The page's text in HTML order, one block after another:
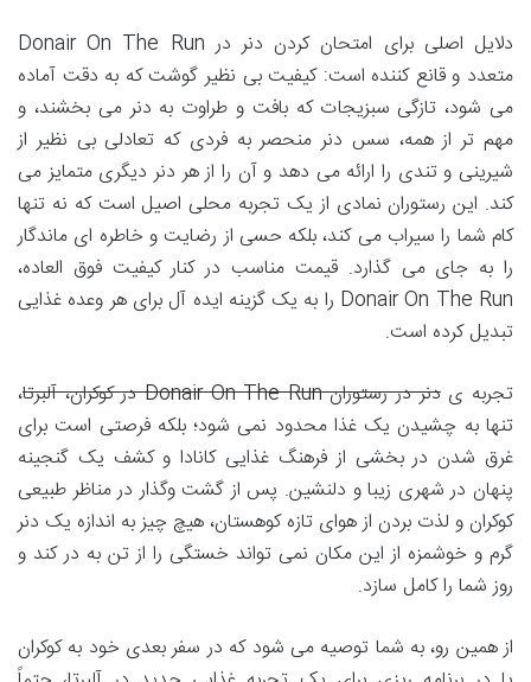
دلایل اصلی برای امتحان کردن دنر در Donair On The Run
متعدد و قانع کننده است: کیفیت بی نظیر گوشت که به دقت آماده
می شود، تازگی سبزیجات که بافت و طراوت به دنر می بخشند، و
مهم تر از همه، سس دنر منحصر به فردی که تعادلی بی نظیر از
شیرینی و تندی را ارائه می دهد و آن را از هر دنر دیگری متمایز می
کند. این رستوران نمادی از یک تجربه محلی اصیل است که نه تنها
کام شما را سیراب می کند، بلکه حسی از رضایت و خاطره ای ماندگار
را به جای می گذارد. قیمت مناسب در کنار کیفیت فوق العاده،
Donair On The Run را به یک گزینه ایده آل برای هر وعده غذایی
تبدیل کرده است.
تجربه یدنر در رستوران Donair On The Run در کوکران، آلبرتا
،
تنها به چشیدن یک غذا محدود نمی شود؛ بلکه فرصتی است برای
غرق شدن در بخشی از فرهنگ غذایی کانادا و کشف یک گنجینه
پنهان در شهری زیبا و دلنشین. پس از گشت وگذار در مناظر طبیعی
کوکران و لذت بردن از هوای تازه کوهستان، هیچ چیز به اندازه یک دنر
گرم و خوشمزه از این مکان نمی تواند خستگی را از تن به در کند و
روز شما را کامل سازد.
از همین رو، به شما توصیه می شود که در سفر بعدی خود به کوکران